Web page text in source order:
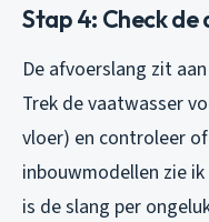
Stap 4: Check
De afvoerslang zit
Trek de vaatwasser
vloer) en controleer
inbouwmodellen zie
is de slang per